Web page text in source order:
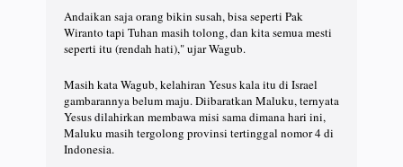
Andaikan saja orang bikin susah, bisa seperti Pak
Wiranto tapi Tuhan masih tolong, dan kita semua mesti
seperti itu (rendah hati)," ujar Wagub.
Masih kata Wagub, kelahiran Yesus kala itu di Israel
gambarannya belum maju. Diibaratkan Maluku, ternyata
Yesus dilahirkan membawa misi sama dimana hari ini,
Maluku masih tergolong provinsi tertinggal nomor 4 di
Indonesia.